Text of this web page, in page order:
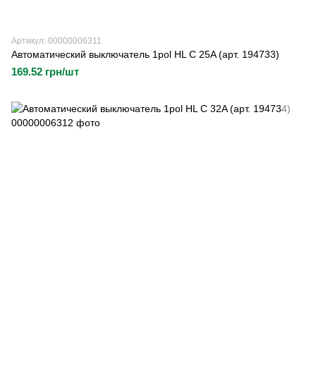
Артикул: 00000006311
Автоматический выключатель 1pol HL C 25A (арт. 194733)
169.52 грн/шт